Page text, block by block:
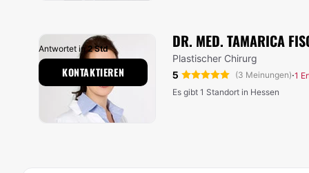
DR. MED. TAMARICA
Plastischer Chirurg
5
(3 Meinungen)·1
Es gibt 1 Standort in Hessen
Antwortet in 2 Std
KONTAKTIEREN